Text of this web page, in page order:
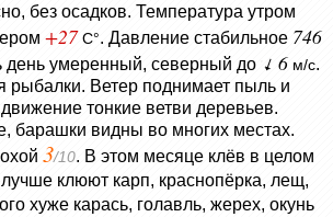
без осадков. Температура утром
+27 C°. Давление стабильное 746
день умеренный, северный до 6 м/с.
рыбалки. Ветер поднимает пыль и
тонкие ветви деревьев.
барашки видны во многих местах.
3/10. В этом месяце клёв в целом
клюют карп, краснопёрка, лещ,
хуже карась, голавль, жерех, окунь